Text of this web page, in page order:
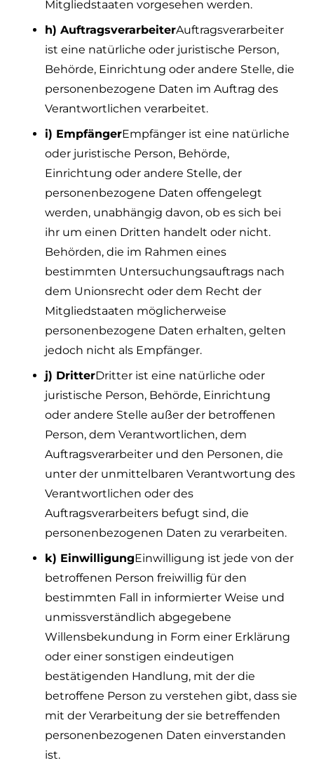
Mitgliedstaaten vorgesehen werden.
h) AuftragsverarbeiterAuftragsverarbeiter
ist eine natürliche oder juristische Person,
Behörde, Einrichtung oder andere Stelle, die
personenbezogene Daten im Auftrag des
Verantwortlichen verarbeitet.
i) EmpfängerEmpfänger ist eine natürliche
oder juristische Person, Behörde,
Einrichtung oder andere Stelle, der
personenbezogene Daten offengelegt
werden, unabhängig davon, ob es sich bei
ihr um einen Dritten handelt oder nicht.
Behörden, die im Rahmen eines
bestimmten Untersuchungsauftrags nach
dem Unionsrecht oder dem Recht der
Mitgliedstaaten möglicherweise
personenbezogene Daten erhalten, gelten
jedoch nicht als Empfänger.
j) DritterDritter ist eine natürliche oder
juristische Person, Behörde, Einrichtung
oder andere Stelle außer der betroffenen
Person, dem Verantwortlichen, dem
Auftragsverarbeiter und den Personen, die
unter der unmittelbaren Verantwortung des
Verantwortlichen oder des
Auftragsverarbeiters befugt sind, die
personenbezogenen Daten zu verarbeiten.
k) EinwilligungEinwilligung ist jede von der
betroffenen Person freiwillig für den
bestimmten Fall in informierter Weise und
unmissverständlich abgegebene
Willensbekundung in Form einer Erklärung
oder einer sonstigen eindeutigen
bestätigenden Handlung, mit der die
betroffene Person zu verstehen gibt, dass sie
mit der Verarbeitung der sie betreffenden
personenbezogenen Daten einverstanden
ist.